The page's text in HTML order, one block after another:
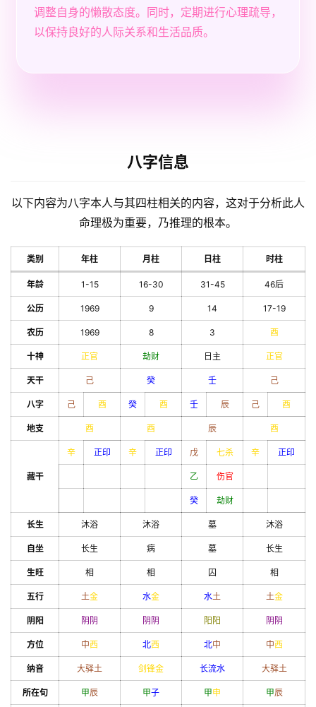
调整自身的懒散态度。同时，定期进行心理疏导，
以保持良好的人际关系和生活品质。
八字信息
以下内容为八字本人与其四柱相关的内容，这对于分析此人
命理极为重要，乃推理的根本。
类别 年柱 月柱 日柱 时柱
年龄 1-15 16-30 31-45 46后
公历 1969 9 14 17-19
农历 1969 8 3 酉
十神 正官 劫财 日主 正官
天干 己 癸 壬 己
八字 己 酉 癸 酉 壬 辰 己 酉
地支 酉 酉 辰 酉
藏干
辛 正印 辛 正印 戊 七杀 辛 正印
乙 伤官
癸 劫财
长生 沐浴 沐浴 墓 沐浴
自坐 长生 病 墓 长生
生旺 相 相 囚 相
五行 土金 水金 水土 土金
阴阳 阴 阴 阴 阴 阳 阳 阴 阴
方位 中西 北西 北中 中西
纳音 大驿土 剑锋金 长流水 大驿土
所在旬 甲辰 甲子 甲申 甲辰